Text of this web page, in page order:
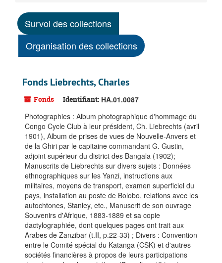
Survol des collections
Organisation des collections
Fonds Liebrechts, Charles
Fonds Identifiant: HA.01.0087
Photographies : Album photographique d'hommage du
Congo Cycle Club à leur président, Ch. Liebrechts (avril
1901), Album de prises de vues de Nouvelle-Anvers et
de la Ghiri par le capitaine commandant G. Gustin,
adjoint supérieur du district des Bangala (1902);
Manuscrits de Liebrechts sur divers sujets : Données
ethnographiques sur les Yanzi, instructions aux
militaires, moyens de transport, examen superficiel du
pays, installation au poste de Bolobo, relations avec les
autochtones, Stanley, etc., Manuscrit de son ouvrage
Souvenirs d'Afrique, 1883-1889 et sa copie
dactylographiée, dont quelques pages ont trait aux
Arabes de Zanzibar (t.II, p.22-33) ; Divers : Convention
entre le Comité spécial du Katanga (CSK) et d'autres
sociétés financières à propos de leurs participations